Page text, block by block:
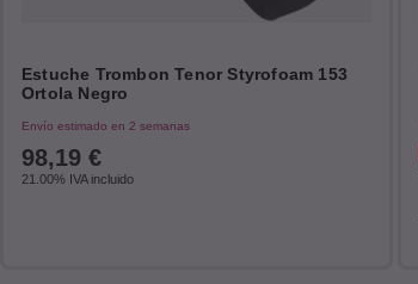
Estuche Trombon Tenor Styrofoam 153
Ortola Negro
Envío estimado en 2 semanas
98,19 €
21.00% IVA incluido